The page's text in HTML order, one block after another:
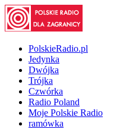
PolskieRadio.pl
Jedynka
Dwójka
Trójka
Czwórka
Radio Poland
Moje Polskie Radio
ramówka